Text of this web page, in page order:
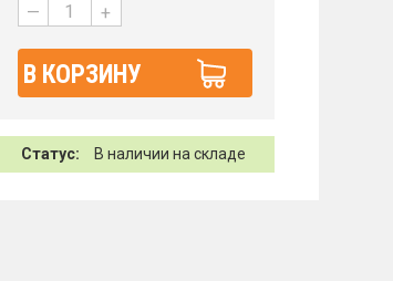
— +
В КОРЗИНУ
Статус: В наличии на складе